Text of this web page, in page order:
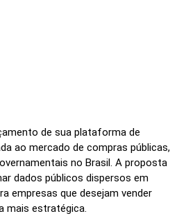
de sua plataforma de
ao mercado de compras públicas,
no Brasil. A proposta
dados públicos dispersos em
empresas que desejam vender
mais estratégica.